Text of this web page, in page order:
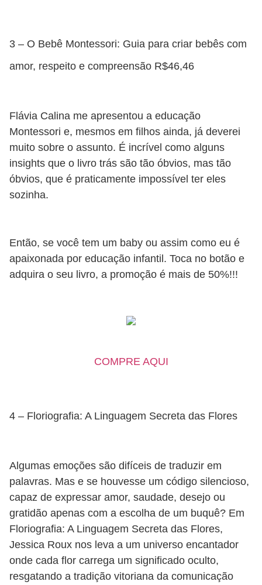
3 – O Bebê Montessori: Guia para criar bebês com
amor, respeito e compreensão R$46,46
Flávia Calina me apresentou a educação
Montessori e, mesmos em filhos ainda, já deverei
muito sobre o assunto. É incrível como alguns
insights que o livro trás são tão óbvios, mas tão
óbvios, que é praticamente impossível ter eles
sozinha.
Então, se você tem um baby ou assim como eu é
apaixonada por educação infantil. Toca no botão e
adquira o seu livro, a promoção é mais de 50%!!!
COMPRE AQUI
4 – Floriografia: A Linguagem Secreta das Flores
Algumas emoções são difíceis de traduzir em
palavras. Mas e se houvesse um código silencioso,
capaz de expressar amor, saudade, desejo ou
gratidão apenas com a escolha de um buquê? Em
Floriografia: A Linguagem Secreta das Flores,
Jessica Roux nos leva a um universo encantador
onde cada flor carrega um significado oculto,
resgatando a tradição vitoriana da comunicação